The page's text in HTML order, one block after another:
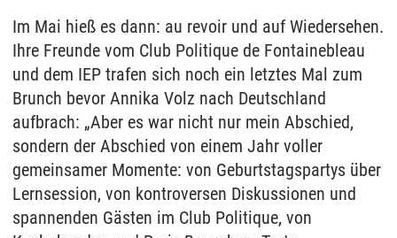
Im Mai hieß es dann: au revoir und auf Wiedersehen.
Ihre Freunde vom Club Politique de Fontainebleau
und dem IEP trafen sich noch ein letztes Mal zum
Brunch bevor Annika Volz nach Deutschland
aufbrach: „Aber es war nicht nur mein Abschied,
sondern der Abschied von einem Jahr voller
gemeinsamer Momente: von Geburtstagspartys über
Lernsession, von kontroversen Diskussionen und
spannenden Gästen im Club Politique, von